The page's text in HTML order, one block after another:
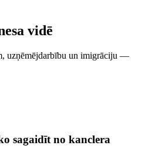
vidē
uzņēmējdarbību un imigrāciju —
sagaidīt no kanclera